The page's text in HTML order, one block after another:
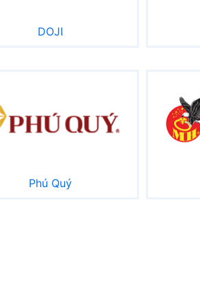
DOJI
Phú Quý